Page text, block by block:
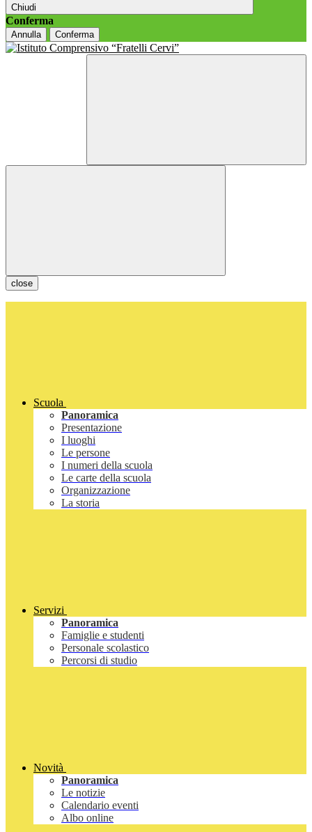
Chiudi
Conferma
Annulla Conferma
close
Scuola
Panoramica
Presentazione
I luoghi
Le persone
I numeri della scuola
Le carte della scuola
Organizzazione
La storia
Servizi
Panoramica
Famiglie e studenti
Personale scolastico
Percorsi di studio
Novità
Panoramica
Le notizie
Calendario eventi
Albo online